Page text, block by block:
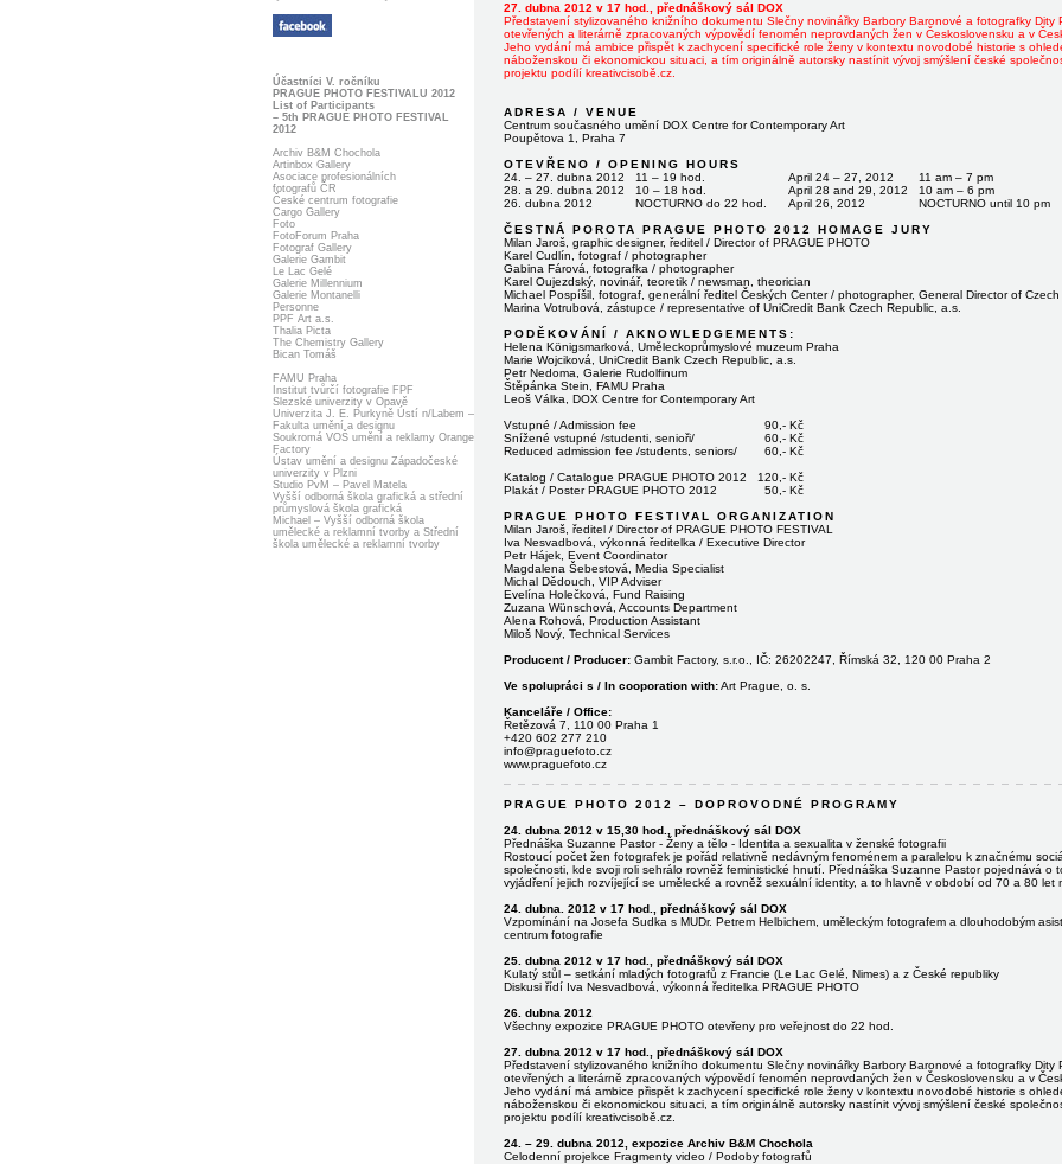
Účastníci V. ročníku
PRAGUE PHOTO FESTIVALU 2012
List of Participants
– 5th PRAGUE PHOTO FESTIVAL
2012
Archiv B&M Chochola
Artinbox Gallery
Asociace profesionálních
fotografů ČR
České centrum fotografie
Cargo Gallery
Foto
FotoForum Praha
Fotograf Gallery
Galerie Gambit
Le Lac Gelé
Galerie Millennium
Galerie Montanelli
Personne
PPF Art a.s.
Thalia Picta
The Chemistry Gallery
Bican Tomáš
FAMU Praha
Institut tvůrčí fotografie FPF
Slezské univerzity v Opavě
Univerzita J. E. Purkyně Ústí n/Labem –
Fakulta umění a designu
Soukromá VOŠ umění a reklamy Orange
Factory
Ústav umění a designu Západočeské
univerzity v Plzni
Studio PvM – Pavel Matela
Vyšší odborná škola grafická a střední
průmyslová škola grafická
Michael – Vyšší odborná škola
umělecké a reklamní tvorby a Střední
škola umělecké a reklamní tvorby
27. dubna 2012 v 17 hod., přednáškový sál DOX
Představení stylizovaného knižního dokumentu Slečny novinářky Barbory Baronové a fotografky Dity
otevřených a literárně zpracovaných výpovědí fenomén neprovdaných žen v Československu a v
Jeho vydání má ambice přispět k zachycení specifické role ženy v kontextu novodobé historie s
náboženskou či ekonomickou situaci, a tím originálně autorsky nastínit vývoj smýšlení české
projektu podílí kreativcisobě.cz.
ADRESA / VENUE
Centrum současného umění DOX Centre for Contemporary Art
Poupětova 1, Praha 7
OTEVŘENO / OPENING HOURS
24. – 27. dubna 2012
11 – 19 hod. April 24 – 27, 2012
11 am – 7 pm
28. a 29. dubna 2012
10 – 18 hod. April 28 and 29, 2012
10 am – 6 pm
26. dubna 2012
NOCTURNO do 22 hod. April 26, 2012
NOCTURNO until 10 pm
ČESTNÁ POROTA PRAGUE PHOTO 2012 HOMAGE JURY
Milan Jaroš, graphic designer, ředitel / Director of PRAGUE PHOTO
Karel Cudlín, fotograf / photographer
Gabina Fárová, fotografka / photographer
Karel Oujezdský, novinář, teoretik / newsman, theorician
Michael Pospíšil, fotograf, generální ředitel Českých Center / photographer, General Director of Czech
Marina Votrubová, zástupce / representative of UniCredit Bank Czech Republic, a.s.
PODĚKOVÁNÍ / AKNOWLEDGEMENTS:
Helena Königsmarková, Uměleckoprůmyslové muzeum Praha
Marie Wojciková, UniCredit Bank Czech Republic, a.s.
Petr Nedoma, Galerie Rudolfinum
Štěpánka Stein, FAMU Praha
Leoš Válka, DOX Centre for Contemporary Art
Vstupné / Admission fee
90,- Kč
Snížené vstupné /studenti, senioři/
60,- Kč
Reduced admission fee /students, seniors/
60,- Kč
Katalog / Catalogue PRAGUE PHOTO 2012
120,- Kč
Plakát / Poster PRAGUE PHOTO 2012
50,- Kč
PRAGUE PHOTO FESTIVAL ORGANIZATION
Milan Jaroš, ředitel / Director of PRAGUE PHOTO FESTIVAL
Iva Nesvadbová, výkonná ředitelka / Executive Director
Petr Hájek, Event Coordinator
Magdalena Šebestová, Media Specialist
Michal Dědouch, VIP Adviser
Evelína Holečková, Fund Raising
Zuzana Wünschová, Accounts Department
Alena Rohová, Production Assistant
Miloš Nový, Technical Services
Producent / Producer:Gambit Factory, s.r.o., IČ: 26202247, Římská 32, 120 00 Praha 2
Ve spolupráci s / In cooporation with:Art Prague, o. s.
Kanceláře / Office:
Řetězová 7, 110 00 Praha 1
+420 602 277 210
info@praguefoto.cz
www.praguefoto.cz
PRAGUE PHOTO 2012 – DOPROVODNÉ PROGRAMY
24. dubna 2012 v 15,30 hod., přednáškový sál DOX
Přednáška Suzanne Pastor - Ženy a tělo - Identita a sexualita v ženské fotografii
Rostoucí počet žen fotografek je pořád relativně nedávným fenoménem a paralelou k značnému
společnosti, kde svoji roli sehrálo rovněž feministické hnutí. Přednáška Suzanne Pastor pojednává o
vyjádření jejich rozvíjející se umělecké a rovněž sexuální identity, a to hlavně v období od 70 a 80 let
24. dubna. 2012 v 17 hod., přednáškový sál DOX
Vzpomínání na Josefa Sudka s MUDr. Petrem Helbichem, uměleckým fotografem a dlouhodobým
centrum fotografie
25. dubna 2012 v 17 hod., přednáškový sál DOX
Kulatý stůl – setkání mladých fotografů z Francie (Le Lac Gelé, Nimes) a z České republiky
Diskusi řídí Iva Nesvadbová, výkonná ředitelka PRAGUE PHOTO
26. dubna 2012
Všechny expozice PRAGUE PHOTO otevřeny pro veřejnost do 22 hod.
27. dubna 2012 v 17 hod., přednáškový sál DOX
Představení stylizovaného knižního dokumentu Slečny novinářky Barbory Baronové a fotografky Dity
otevřených a literárně zpracovaných výpovědí fenomén neprovdaných žen v Československu a v
Jeho vydání má ambice přispět k zachycení specifické role ženy v kontextu novodobé historie s
náboženskou či ekonomickou situaci, a tím originálně autorsky nastínit vývoj smýšlení české
projektu podílí kreativcisobě.cz.
24. – 29. dubna 2012, expozice Archiv B&M Chochola
Celodenní projekce Fragmenty video / Podoby fotografů